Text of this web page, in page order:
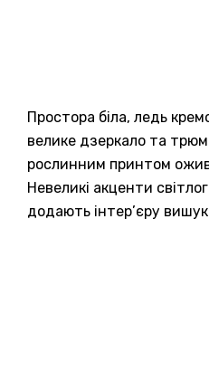
Простора біла, ледь
велике дзеркало та
рослинним принтом
Невеликі акценти
додають інтер’єру